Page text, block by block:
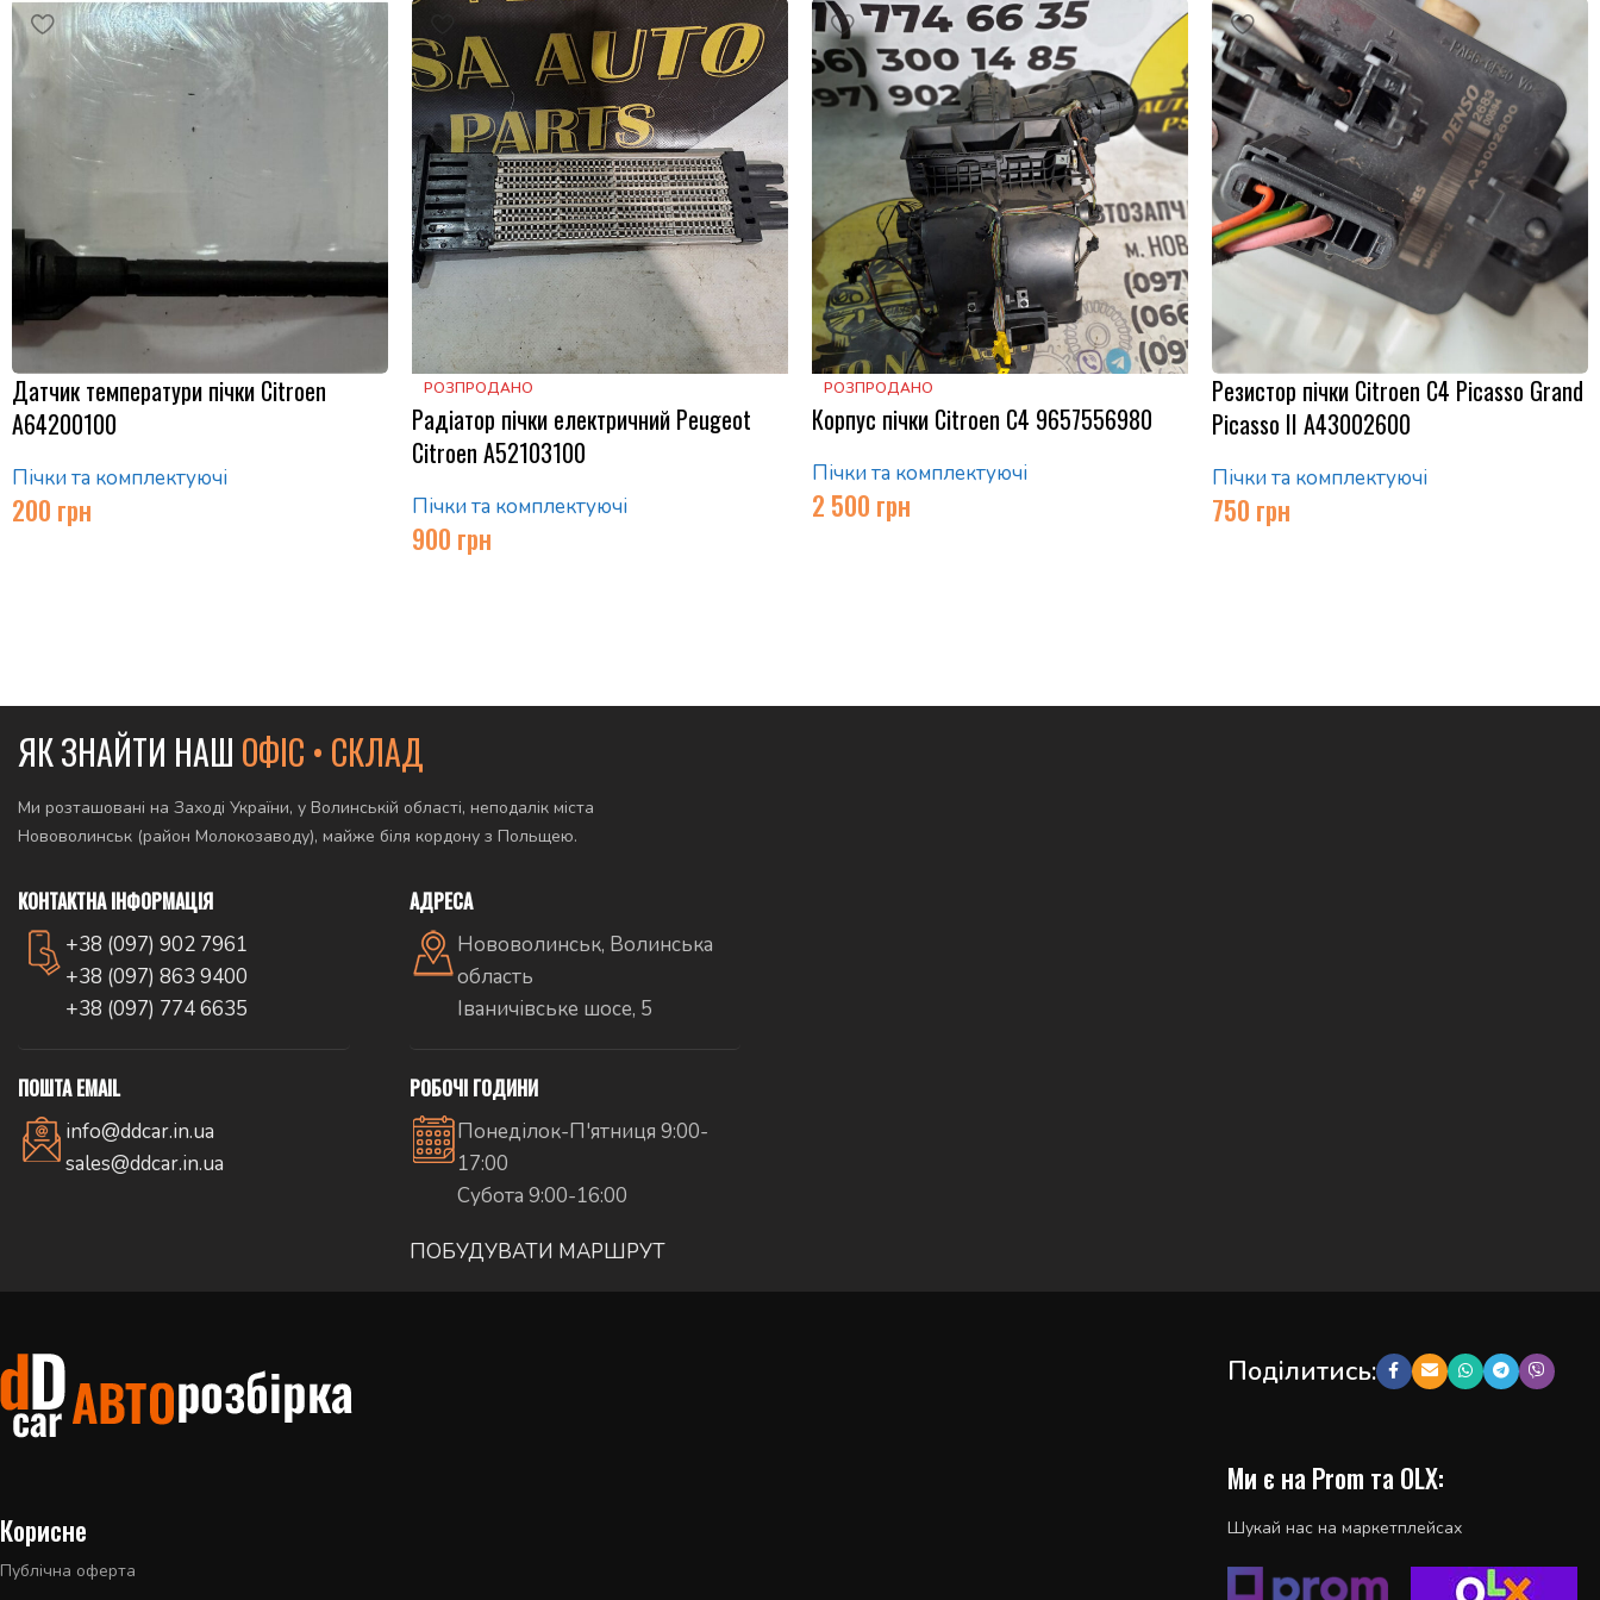
Датчик температури пічки Citroen
A64200100
Пічки та комплектуючі
200 грн
РОЗПРОДАНО
Радіатор пічки електричний Peugeot
Citroen A52103100
Пічки та комплектуючі
900 грн
РОЗПРОДАНО
Корпус пічки Citroen C4 9657556980
Пічки та комплектуючі
2 500 грн
Резистор пічки Citroen C4 Picasso Grand
Picasso II A43002600
Пічки та комплектуючі
750 грн
ЯК ЗНАЙТИ НАШ ОФІС • СКЛАД
Ми розташовані на Заході України, у Волинській області, неподалік міста
Нововолинськ (район Молокозаводу), майже біля кордону з Польщею.
КОНТАКТНА ІНФОРМАЦІЯ
+38 (097) 902 7961
+38 (097) 863 9400
+38 (097) 774 6635
ПОШТА EMAIL
info@ddcar.in.ua
sales@ddcar.in.ua
АДРЕСА
Нововолинськ, Волинська
область
Іваничівське шосе, 5
РОБОЧІ ГОДИНИ
Понеділок-П'ятниця 9:00-
17:00
Субота 9:00-16:00
ПОБУДУВАТИ МАРШРУТ
Корисне
Публічна оферта
Поділитись:
Ми є на Prom та OLX:
Шукай нас на маркетплейсах